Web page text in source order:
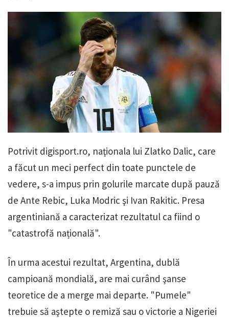
Potrivit digisport.ro, naţionala lui Zlatko Dalic, care
a făcut un meci perfect din toate punctele de
vedere, s-a impus prin golurile marcate după pauză
de Ante Rebic, Luka Modric şi Ivan Rakitic. Presa
argentiniană a caracterizat rezultatul ca fiind o
"catastrofă națională".
În urma acestui rezultat, Argentina, dublă
campioană mondială, are mai curând şanse
teoretice de a merge mai departe. "Pumele"
trebuie să aştepte o remiză sau o victorie a Nigeriei